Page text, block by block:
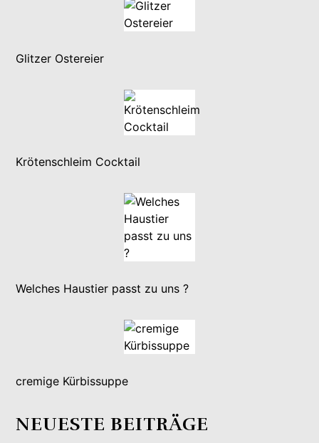
Glitzer Ostereier
Krötenschleim Cocktail
Welches Haustier passt zu uns ?
cremige Kürbissuppe
NEUESTE BEITRÄGE